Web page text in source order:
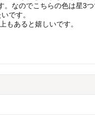
。なのでこちらの色は星3
です。
もあると嬉しいです。